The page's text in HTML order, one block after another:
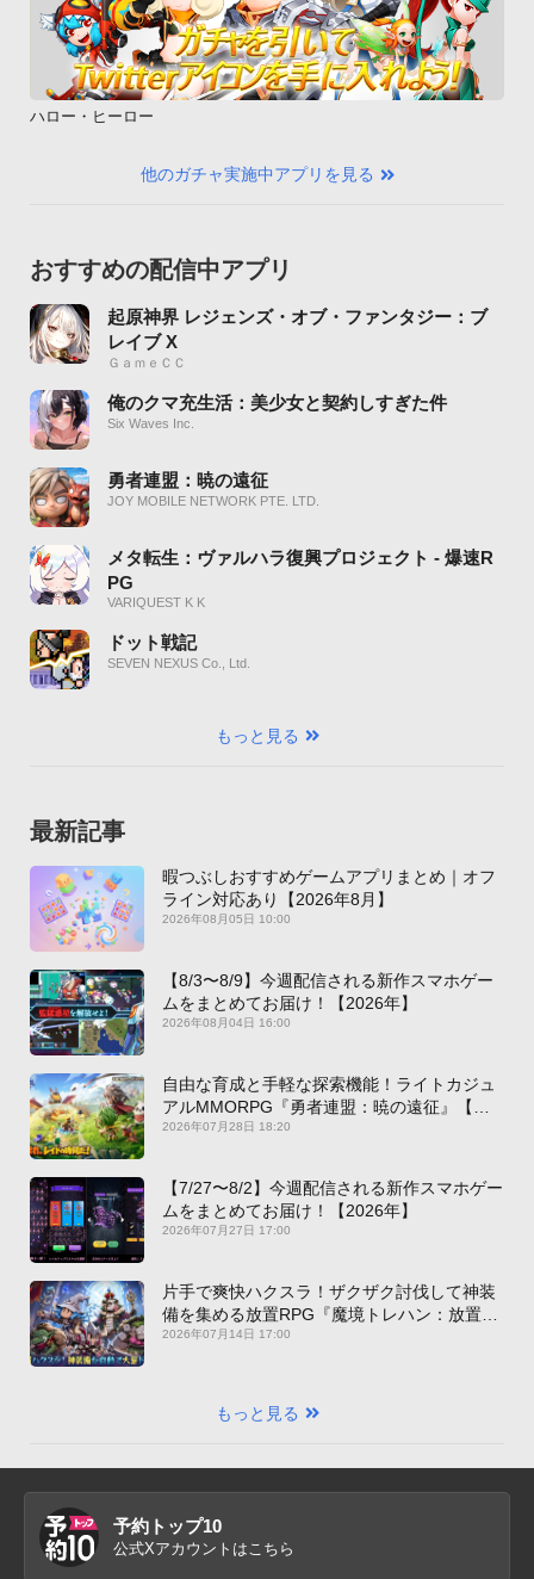
ハロー・ヒーロー
他のガチャ実施中アプリを見る
おすすめの配信中アプリ
起原神界 レジェンズ・オブ・ファンタジー：ブ
レイブ X
ＧａｍｅＣＣ
俺のクマ充生活：美少女と契約しすぎた件
Six Waves Inc.
勇者連盟：暁の遠征
JOY MOBILE NETWORK PTE. LTD.
メタ転生：ヴァルハラ復興プロジェクト - 爆速R
PG
VARIQUEST K K
ドット戦記
SEVEN NEXUS Co., Ltd.
もっと見る
最新記事
暇つぶしおすすめゲームアプリまとめ｜オフ
ライン対応あり【2026年8月】
2026年08月05日 10:00
【8/3〜8/9】今週配信される新作スマホゲー
ムをまとめてお届け！【2026年】
2026年08月04日 16:00
自由な育成と手軽な探索機能！ライトカジュ
アルMMORPG『勇者連盟：暁の遠征』【最
新作PICKUP】
2026年07月28日 18:20
【7/27〜8/2】今週配信される新作スマホゲー
ムをまとめてお届け！【2026年】
2026年07月27日 17:00
片手で爽快ハクスラ！ザクザク討伐して神装
備を集める放置RPG『魔境トレハン：放置で
神装備』【最新作PICKUP】
2026年07月14日 17:00
もっと見る
予約トップ10
公式Xアカウントはこちら